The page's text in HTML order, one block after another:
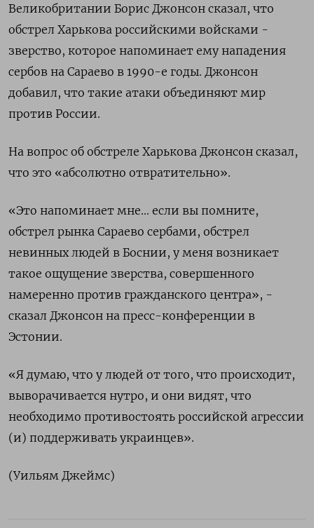
Великобритании Борис Джонсон сказал, что
обстрел Харькова российскими войсками -
зверство, которое напоминает ему нападения
сербов на Сараево в 1990-е годы. Джонсон
добавил, что такие атаки объединяют мир
против России.
На вопрос об обстреле Харькова Джонсон сказал,
что это «абсолютно отвратительно».
«Это напоминает мне... если вы помните,
обстрел рынка Сараево сербами, обстрел
невинных людей в Боснии, у меня возникает
такое ощущение зверства, совершенного
намеренно против гражданского центра», -
сказал Джонсон на пресс-конференции в
Эстонии.
«Я думаю, что у людей от того, что происходит,
выворачивается нутро, и они видят, что
необходимо противостоять российской агрессии
(и) поддерживать украинцев».
(Уильям Джеймс)